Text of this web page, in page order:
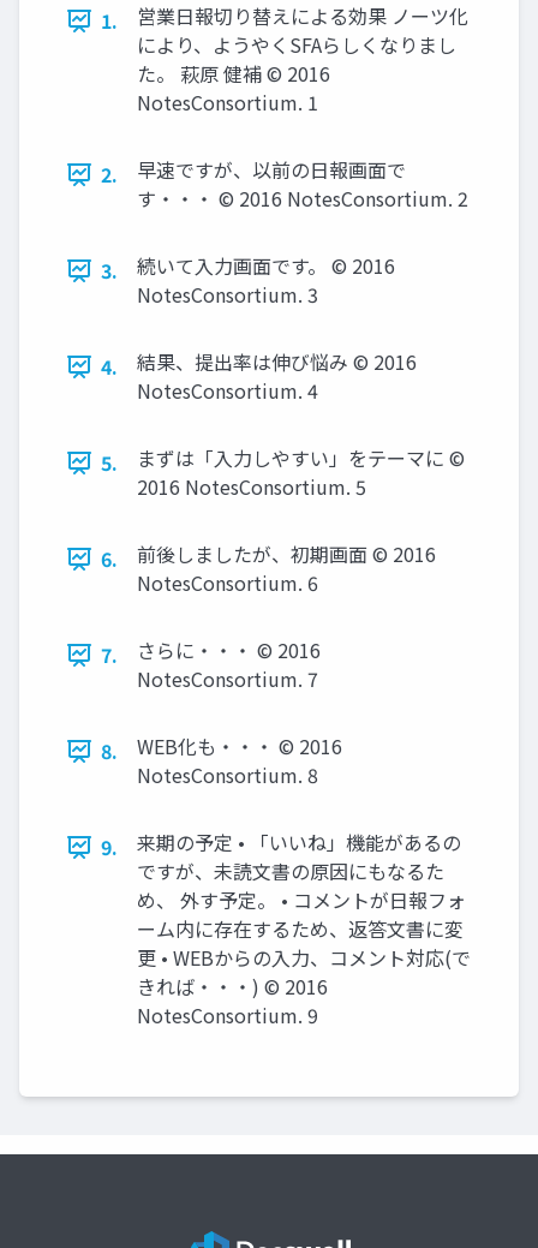
1.
営業日報切り替えによる効果 ノーツ化
により、ようやくSFAらしくなりまし
た。 萩原 健補 © 2016
NotesConsortium. 1
2.
早速ですが、以前の日報画面で
す・・・ © 2016 NotesConsortium. 2
3.
続いて入力画面です。 © 2016
NotesConsortium. 3
4.
結果、提出率は伸び悩み © 2016
NotesConsortium. 4
5.
まずは「入力しやすい」をテーマに ©
2016 NotesConsortium. 5
6.
前後しましたが、初期画面 © 2016
NotesConsortium. 6
7.
さらに・・・ © 2016
NotesConsortium. 7
8.
WEB化も・・・ © 2016
NotesConsortium. 8
9.
来期の予定 • 「いいね」機能があるの
ですが、未読文書の原因にもなるた
め、 外す予定。 • コメントが日報フォ
ーム内に存在するため、返答文書に変
更 • WEBからの入力、コメント対応(で
きれば・・・) © 2016
NotesConsortium. 9